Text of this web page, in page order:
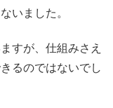
いました。
すが、仕組みさえ
るのではないでし